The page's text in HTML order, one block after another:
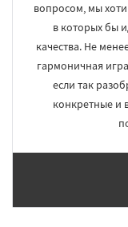
вопросом, мы
в которых бы
качества. Не
гармоничная
если так
конкретные и